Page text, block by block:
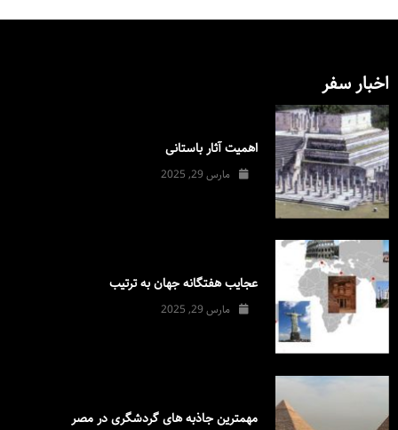
اخبار سفر
اهمیت آثار باستانی
مارس 29, 2025
عجایب هفتگانه جهان به ترتیب
مارس 29, 2025
مهمترین جاذبه های گردشگری در مصر